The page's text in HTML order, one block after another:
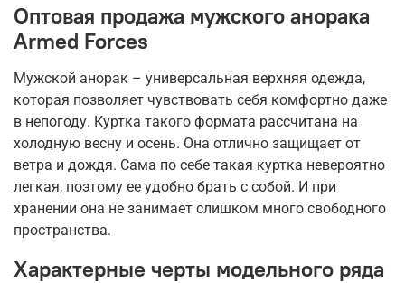
Оптовая продажа мужского анорака
Armed Forces
Мужской анорак – универсальная верхняя одежда,
которая позволяет чувствовать себя комфортно даже
в непогоду. Куртка такого формата рассчитана на
холодную весну и осень. Она отлично защищает от
ветра и дождя. Сама по себе такая куртка невероятно
легкая, поэтому ее удобно брать с собой. И при
хранении она не занимает слишком много свободного
пространства.
Характерные черты модельного ряда